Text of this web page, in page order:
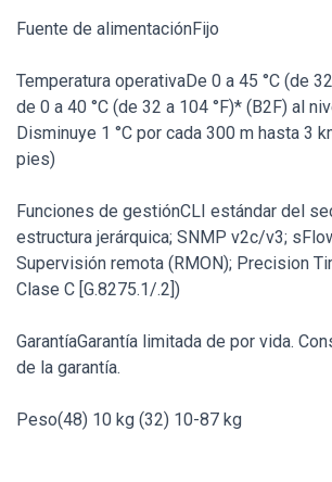
Fuente de alimentaciónFijo
Temperatura operativaDe 0 a 45 °C (de
de 0 a 40 °C (de 32 a 104 °F)* (B2F) al
Disminuye 1 °C por cada 300 m hasta 3
pies)
Funciones de gestiónCLI estándar del
estructura jerárquica; SNMP v2c/v3;
Supervisión remota (RMON); Precision
Clase C [G.8275.1/.2])
GarantíaGarantía limitada de por vida.
de la garantía.
Peso(48) 10 kg (32) 10-87 kg